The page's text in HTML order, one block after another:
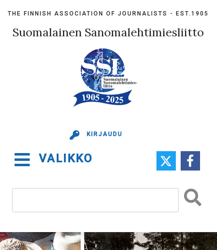
content
THE FINNISH ASSOCIATION OF JOURNALISTS - EST.1905
Suomalainen Sanomalehtimiesliitto
KIRJAUDU
VALIKKO